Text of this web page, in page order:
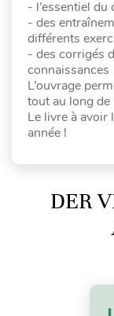
- l’essentiel
- des
différents
- des corrigés
connaissances
L’ouvrage
tout au long de
Le livre à avoir
année !
DER